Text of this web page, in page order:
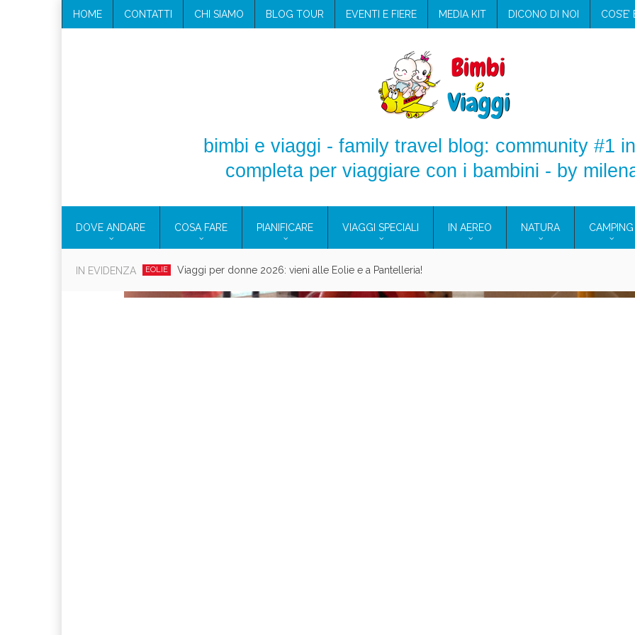
HOME CONTATTI CHI SIAMO BLOG TOUR EVENTI E FIERE MEDIA KIT DICONO DI NOI
bimbi e viaggi - family travel blog: community #1
completa per viaggiare con i bambini - by
DOVE ANDARE COSA FARE PIANIFICARE VIAGGI SPECIALI IN AEREO NATURA CAMPING
IN EVIDENZA CAMPANIA Villaggio per famiglie in Cilento: il Blue Marine di Marina di Camerota